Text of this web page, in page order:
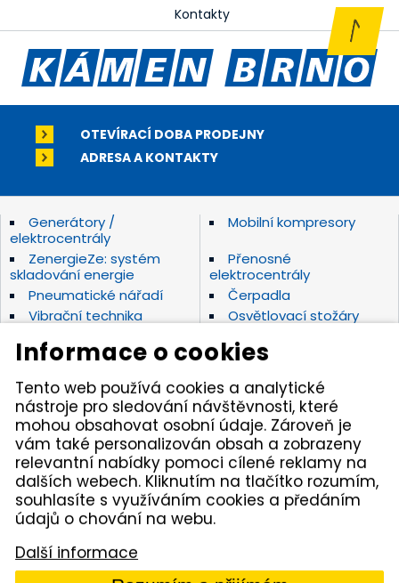
Kontakty
OTEVÍRACÍ DOBA PRODEJNY
ADRESA A KONTAKTY
Generátory /
elektrocentrály
Mobilní kompresory
ZenergieZe: systém
skladování energie
Přenosné
elektrocentrály
Pneumatické nářadí
Čerpadla
Vibrační technika
Osvětlovací stožáry
Hydraulické nářadí
Motorová kladiva
Závěsná hydraulická
kladiva
Zahradní technika
Akumulátorové stroje
Značky
Kámen Brno, spol. s r.o. – spolehlivý partner pro
opravdové řemeslníky. Zajišťujeme autorizovaný servis
pracovních strojů i nářadí, a provozujeme půjčovnu
nářadí v Tišnově. Specializujeme se na prodej nářadí
značek Permon, Atlas Copco, Husqvarna, Makita, NTC,
a zahradní techniky Dolmar aj. Dodáváme kamenivo
z našich vlastních lomů.
Informace o cookies
Tento web používá cookies a analytické
nástroje pro sledování návštěvnosti, které
mohou obsahovat osobní údaje. Zároveň je
vám také personalizován obsah a zobrazeny
relevantní nabídky pomoci cílené reklamy na
dalších webech. Kliknutím na tlačítko rozumím,
souhlasíte s využíváním cookies a předáním
údajů o chování na webu.
Další informace